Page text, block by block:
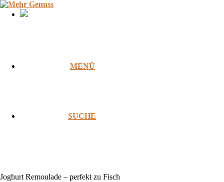
Zum
Inhalt
MENÜ
SUCHE
Joghurt Remoulade – perfekt zu Fisch